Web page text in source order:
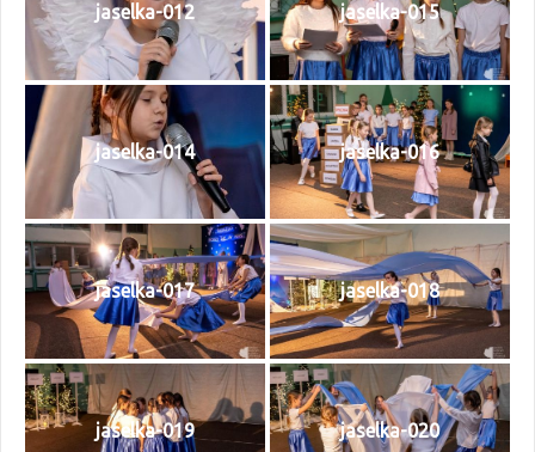
jaselka-012 jaselka-015
jaselka-014 jaselka-016
jaselka-017 jaselka-018
jaselka-019 jaselka-020